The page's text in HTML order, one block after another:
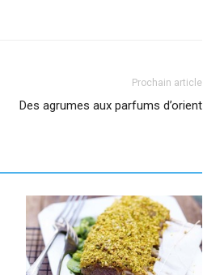
Prochain article
Des agrumes aux parfums d’orient